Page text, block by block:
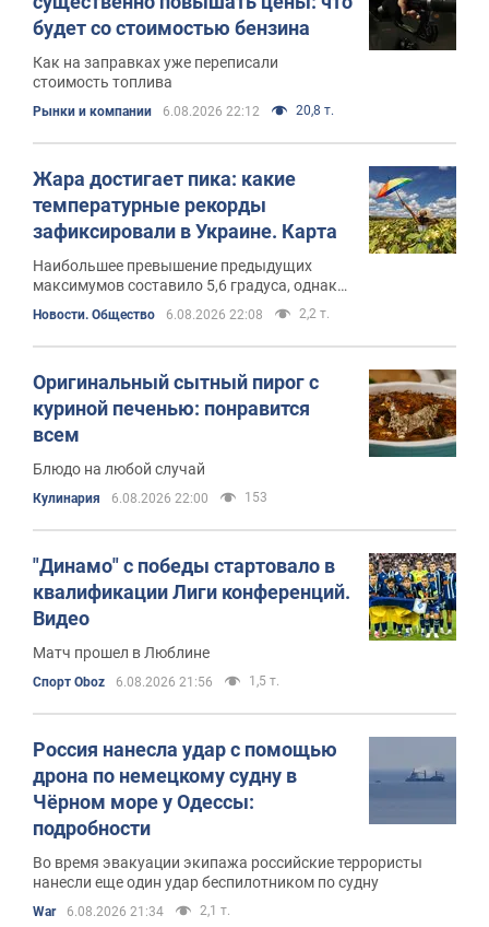
будет со стоимостью бензина
Как на заправках уже переписали
стоимость топлива
Рынки и компании 6.08.2026 22:12 20,8 т.
Жара достигает пика: какие
температурные рекорды
зафиксировали в Украине. Карта
Наибольшее превышение предыдущих
максимумов составило 5,6 градуса, однако
уже с 7 августа в некоторых регионах
ожидается постепенное ослабление жары
Новости. Общество 6.08.2026 22:08 2,2 т.
Оригинальный сытный пирог с
куриной печенью: понравится
всем
Блюдо на любой случай
Кулинария 6.08.2026 22:00 153
"Динамо" с победы стартовало в
квалификации Лиги конференций.
Видео
Матч прошел в Люблине
Спорт Oboz 6.08.2026 21:56 1,5 т.
Россия нанесла удар с помощью
дрона по немецкому судну в
Чёрном море у Одессы:
подробности
Во время эвакуации экипажа российские террористы
нанесли еще один удар беспилотником по судну
War 6.08.2026 21:34 2,1 т.